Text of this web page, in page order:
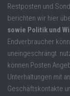
Restposten und
berichten wir hier
sowie Politik und
Endverbraucher
uneingeschrängt
können Posten
Unterhaltungen mit
Geschäftskontakte